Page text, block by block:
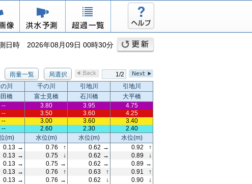
日時 2026年08月09日 00時30分
雨量一覧 局選択
1/2
川 千の川 引地川
引地川
橋 富士見橋 石川橋
大平橋
-- 3.80 3.95
4.75
-- 3.50 3.60
4.25
-- 3.00 3.60
3.40
-- 2.60 2.30
2.40
(m) 水位(m) 水位(m)
水位(m)
0.13 → 0.76 ↑ 0.62 → 0.92
↑
0.13 → 0.75 ↓ 0.62 → 0.89
↓
0.13 → 0.75 → 0.62 → 0.89 →
0.13 → 0.76 ↑ 0.63 ↑ 0.91
↑
0.13 → 0.76 → 0.62 ↓ 0.90
↓